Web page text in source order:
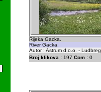
Rijeka Gacka.
River Gacka.
Autor : Astrum d.o.o. - Ludbreg
Broj klikova : 197 Com : 0